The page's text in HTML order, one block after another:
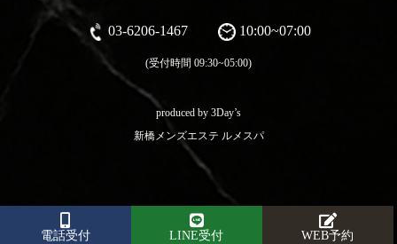
03-6206-1467 10:00~07:00
(受付時間 09:30~05:00)
produced by 3Day’s
新橋メンズエステ ルメスパ
電話受付 LINE受付 WEB予約